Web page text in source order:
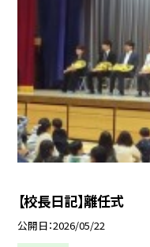
【校長日記】離任式
公開日 2026/05/22